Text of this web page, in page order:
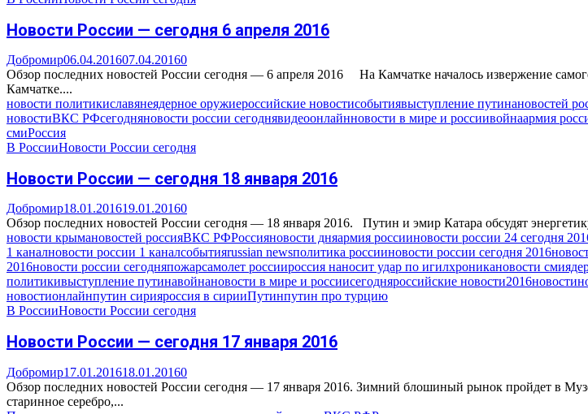
Новости России — сегодня 6 апреля 2016
Добромир06.04.201607.04.20160
Обзор последних новостей России сегодня — 6 апреля 2016 На Камчатке началось извержение
Камчатке....
новости политикиславянеядерное оружиероссийские новостисобытиявыступление путинановостей
новостиВКС РФсегодняновости россии сегоднявидеоонлайнновости в мире и россиивойнаармия
смиРоссия
В РоссииНовости России сегодня
Новости России — сегодня 18 января 2016
Добромир18.01.201619.01.20160
Обзор последних новостей России сегодня — 18 января 2016. Путин и эмир Катара обсудят
новости крымановостей россияВКС РФРоссияновости дняармия россииновости россии 24 сегодня
1 каналновости россии 1 каналсобытияrussian newsполитика россииновости россии сегодня 2016
2016новости россии сегодняпожарсамолет россиироссия наносит удар по игилхроникановости сми
политикивыступление путинавойнановости в мире и россиисегодняроссийские новости2016новости
новостионлайнпутин сирияроссия в сирииПутинпутин про турцию
В РоссииНовости России сегодня
Новости России — сегодня 17 января 2016
Добромир17.01.201618.01.20160
Обзор последних новостей России сегодня — 17 января 2016. Зимний блошиный рынок пройдет в
старинное серебро,...